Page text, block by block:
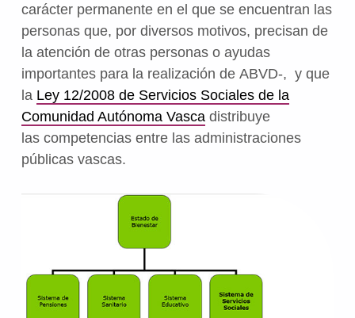
carácter permanente en el que se encuentran las
personas que, por diversos motivos, precisan de
la atención de otras personas o ayudas
importantes para la realización de ABVD-, y que
la Ley 12/2008 de Servicios Sociales de la
Comunidad Autónoma Vascadistribuye
las competencias entre las administraciones
públicas vascas.